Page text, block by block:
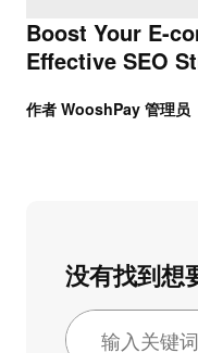
Boost Your E-
Effective SEO
作者 WooshPay 管理员
没有找到想